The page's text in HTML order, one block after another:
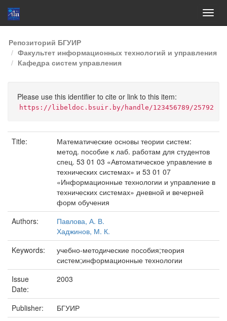
Skip
navigation
Репозиторий БГУИР
Факультет информационных технологий и управления
Кафедра систем управления
Please use this identifier to cite or link to this item:
https://libeldoc.bsuir.by/handle/123456789/25792
Title:
Математические основы теории систем:
метод. пособие к лаб. работам для студентов
спец. 53 01 03 «Автоматическое управление в
технических системах» и 53 01 07
«Информационные технологии и управление в
технических системах» дневной и вечерней
форм обучения
Authors:
Павлова, А. В.
Хаджинов, М. К.
Keywords:
учебно-методические пособия;теория
систем;информационные технологии
Issue
Date:
2003
Publisher:
БГУИР